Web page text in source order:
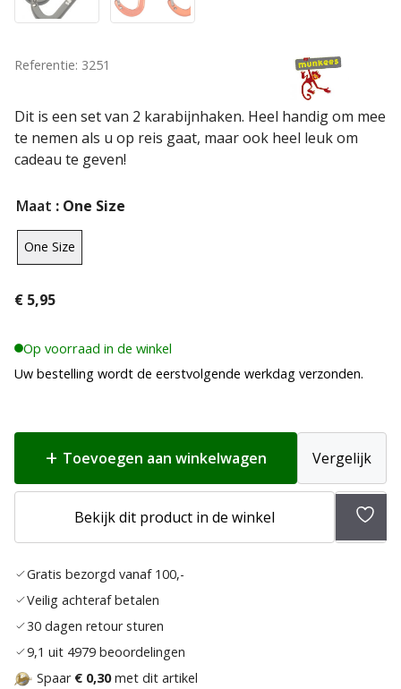
Referentie: 3251
Dit is een set van 2 karabijnhaken. Heel handig om mee
te nemen als u op reis gaat, maar ook heel leuk om
cadeau te geven!
Maat : One Size
One Size
€ 5,95
Op voorraad in de winkel
Uw bestelling wordt de eerstvolgende werkdag verzonden.
Toevoegen aan winkelwagen Vergelijk
Bekijk dit product in de winkel
Gratis bezorgd vanaf 100,-
Veilig achteraf betalen
30 dagen retour sturen
9,1 uit 4979 beoordelingen
Spaar € 0,30met dit artikel